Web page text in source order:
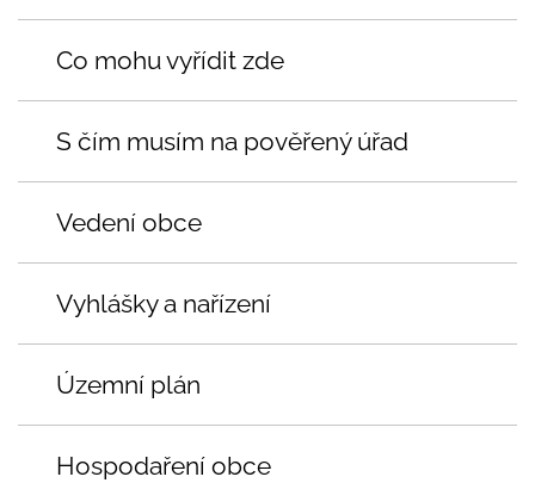
Co mohu vyřídit zde
S čím musím na pověřený úřad
Vedení obce
Vyhlášky a nařízení
Územní plán
Hospodaření obce